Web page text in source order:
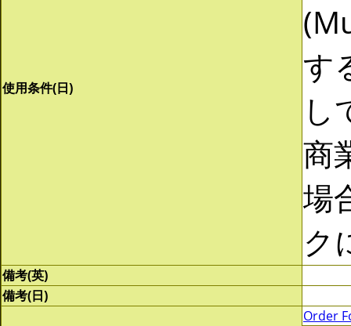
使用条件(日)
す
し
商
場
ク
備考(英)
備考(日)
Order